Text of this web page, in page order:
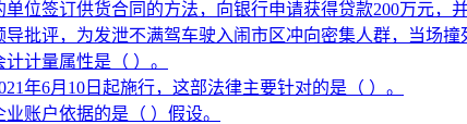
单位签订供货合同的方法，向银行申请获得贷款200万元
批评，为发泄不满驾车驶入闹市区冲向密集人群，当场撞
计量属性是（ ）。
年6月10日起施行，这部法律主要针对的是（ ）。
账户依据的是（ ）假设。